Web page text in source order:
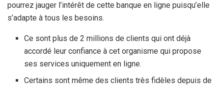
pourrez jauger l’intérêt de cette banque en ligne puisqu’elle
s’adapte à tous les besoins.
Ce sont plus de 2 millions de clients qui ont déjà
accordé leur confiance à cet organisme qui propose
ses services uniquement en ligne.
Certains sont même des clients très fidèles depuis de